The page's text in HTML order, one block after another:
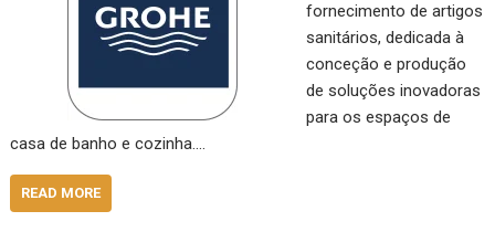
fornecimento de artigos
sanitários, dedicada à
conceção e produção
de soluções inovadoras
para os espaços de
casa de banho e cozinha.…
READ MORE